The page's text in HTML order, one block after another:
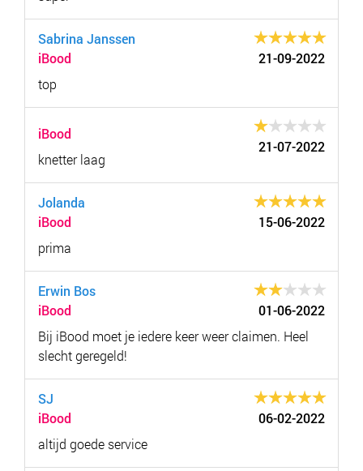
Sabrina Janssen
iBood
21-09-2022
top
iBood
21-07-2022
knetter laag
Jolanda
iBood
15-06-2022
prima
Erwin Bos
iBood
01-06-2022
Bij iBood moet je iedere keer weer claimen. Heel
slecht geregeld!
SJ
iBood
06-02-2022
altijd goede service